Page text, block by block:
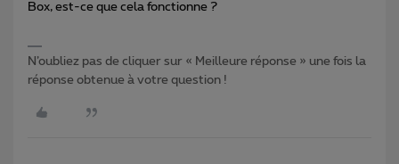
Box, est-ce que cela fonctionne ?
N’oubliez pas de cliquer sur « Meilleure réponse » une fois la
réponse obtenue à votre question !